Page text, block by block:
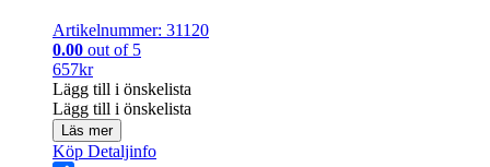
Artikelnummer: 31120
0.00 out of 5
657kr
Lägg till i önskelista
Lägg till i önskelista
Läs mer
Köp Detaljinfo